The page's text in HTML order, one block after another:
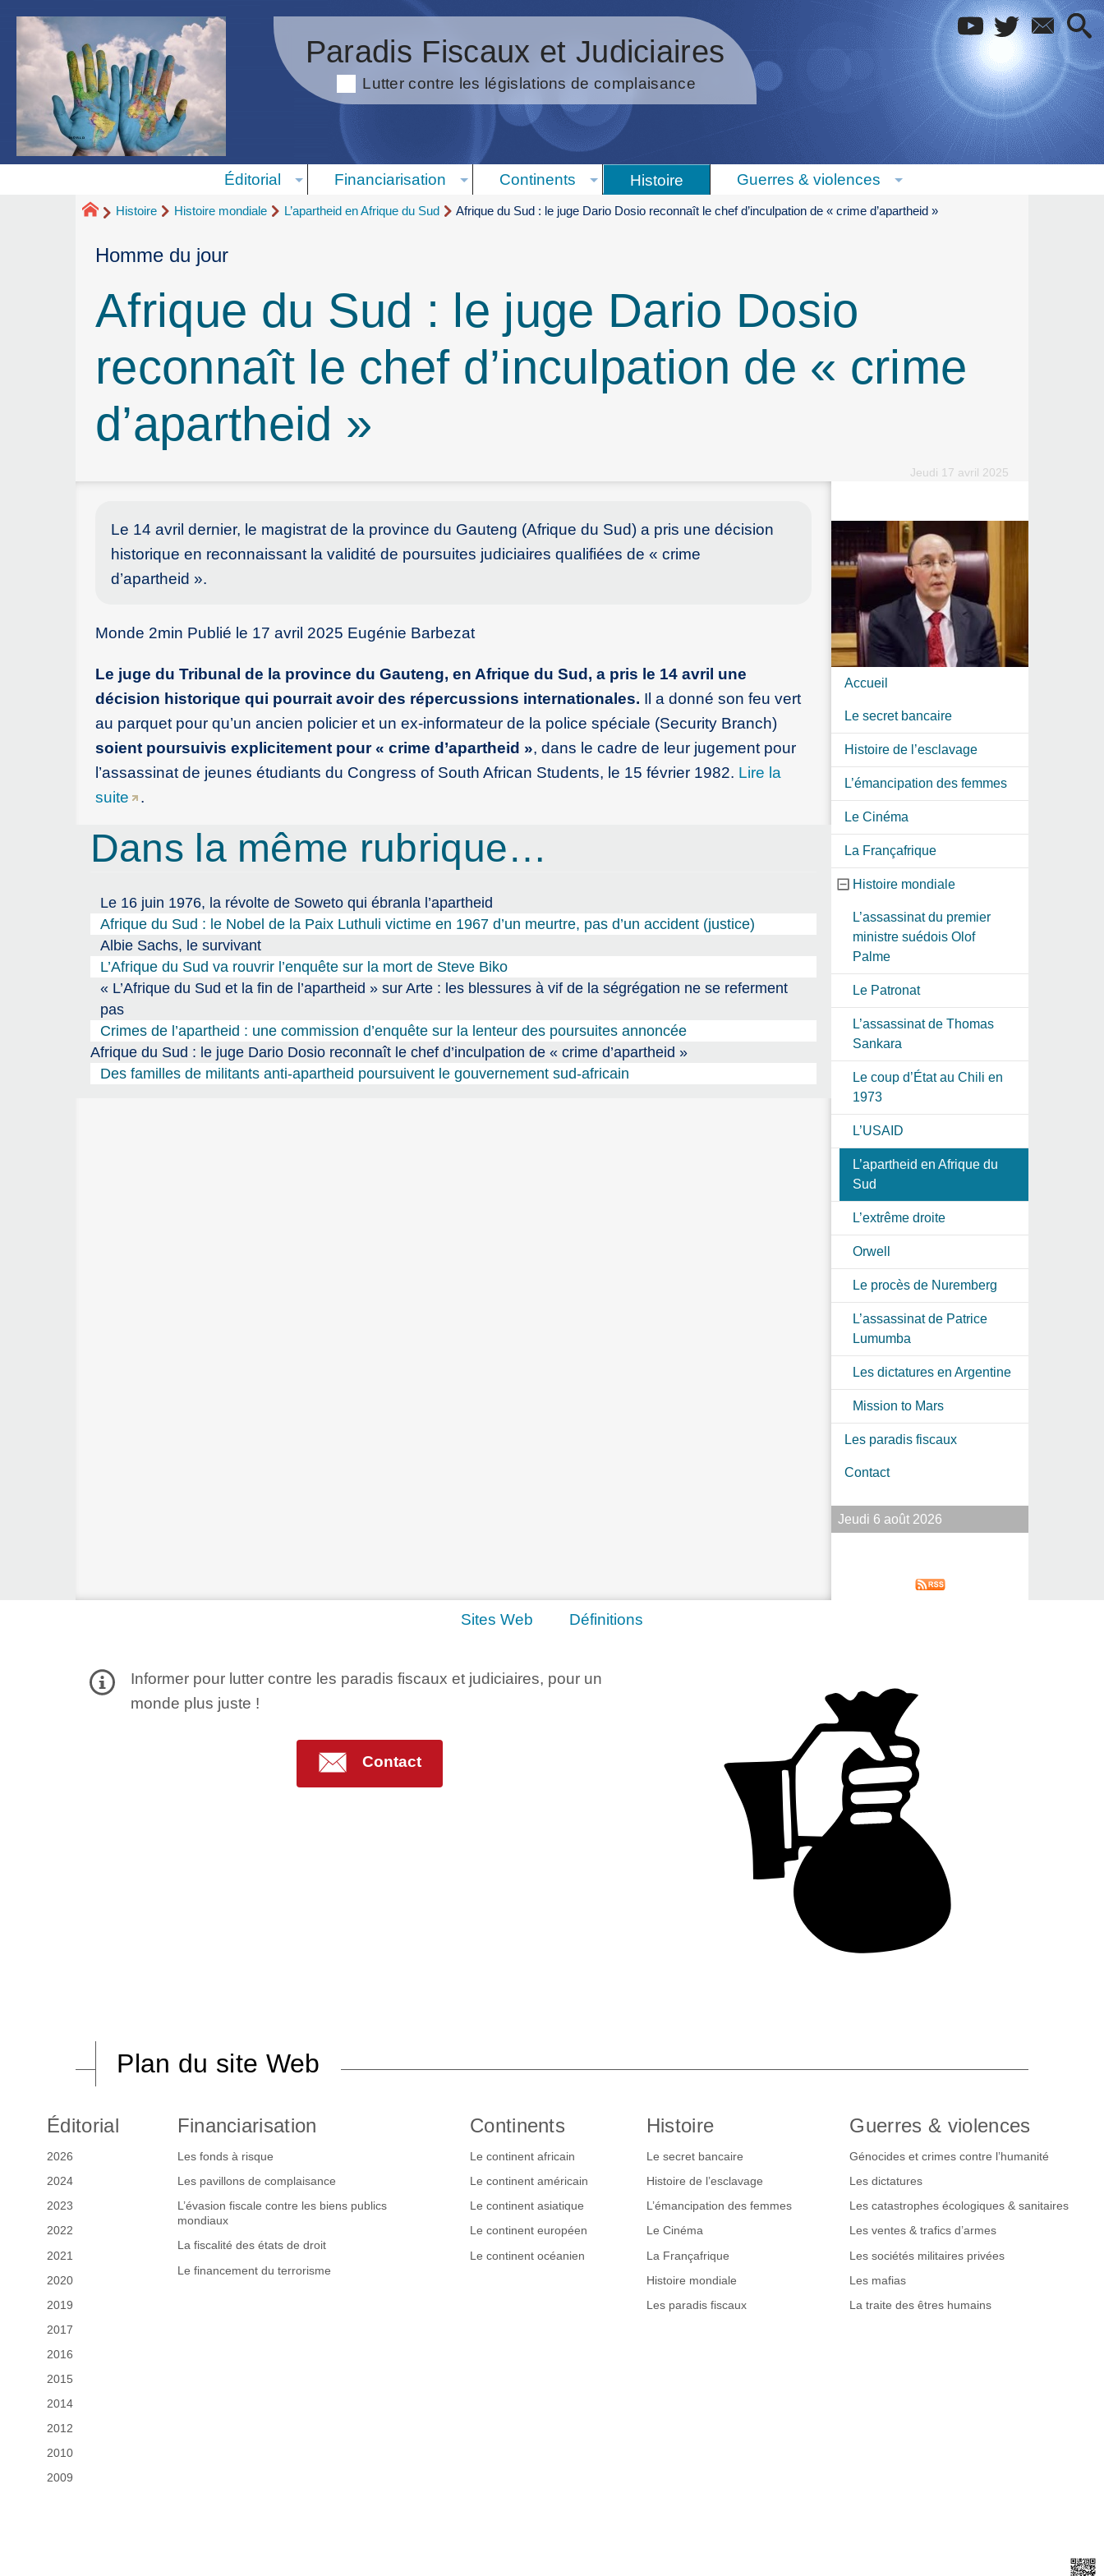
Paradis Fiscaux et Judiciaires
Lutter contre les législations de complaisance
Éditorial Financiarisation Continents Histoire Guerres & violences
Histoire Histoire mondiale L’apartheid en Afrique du Sud Afrique du Sud : le juge Dario Dosio reconnaît le chef d’inculpation de « crime d’apartheid »
Homme du jour
Afrique du Sud : le juge Dario Dosio
reconnaît le chef d’inculpation de « crime
d’apartheid »
Jeudi 17 avril 2025
Le 14 avril dernier, le magistrat de la province du Gauteng (Afrique du Sud) a pris une décision
historique en reconnaissant la validité de poursuites judiciaires qualifiées de « crime
d’apartheid ».
Monde 2min Publié le 17 avril 2025 Eugénie Barbezat
Le juge du Tribunal de la province du Gauteng, en Afrique du Sud, a pris le 14 avril une
décision historique qui pourrait avoir des répercussions internationales. Il a donné son feu vert
au parquet pour qu’un ancien policier et un ex-informateur de la police spéciale (Security Branch)
soient poursuivis explicitement pour « crime d’apartheid », dans le cadre de leur jugement pour
l’assassinat de jeunes étudiants du Congress of South African Students, le 15 février 1982. Lire la
suite
.
Dans la même rubrique…
Le 16 juin 1976, la révolte de Soweto qui ébranla l’apartheid
Afrique du Sud : le Nobel de la Paix Luthuli victime en 1967 d’un meurtre, pas d’un accident (justice)
Albie Sachs, le survivant
L’Afrique du Sud va rouvrir l’enquête sur la mort de Steve Biko
« L’Afrique du Sud et la fin de l’apartheid » sur Arte : les blessures à vif de la ségrégation ne se referment
pas
Crimes de l’apartheid : une commission d’enquête sur la lenteur des poursuites annoncée
Afrique du Sud : le juge Dario Dosio reconnaît le chef d’inculpation de « crime d’apartheid »
Des familles de militants anti-apartheid poursuivent le gouvernement sud-africain
Accueil
Le secret bancaire
Histoire de l’esclavage
L’émancipation des femmes
Le Cinéma
La Françafrique
Histoire mondiale
L’assassinat du premier
ministre suédois Olof
Palme
Le Patronat
L’assassinat de Thomas
Sankara
Le coup d’État au Chili en
1973
L’USAID
L’apartheid en Afrique du
Sud
L’extrême droite
Orwell
Le procès de Nuremberg
L’assassinat de Patrice
Lumumba
Les dictatures en Argentine
Mission to Mars
Les paradis fiscaux
Contact
Jeudi 6 août 2026
Sites Web Définitions
Informer pour lutter contre les paradis fiscaux et judiciaires, pour un
monde plus juste !
Contact
Plan du site Web
Éditorial
2026
2024
2023
2022
2021
2020
2019
2017
2016
2015
2014
2012
2010
2009
Financiarisation
Les fonds à risque
Les pavillons de complaisance
L’évasion fiscale contre les biens publics
mondiaux
La fiscalité des états de droit
Le financement du terrorisme
Continents
Le continent africain
Le continent américain
Le continent asiatique
Le continent européen
Le continent océanien
Histoire
Le secret bancaire
Histoire de l’esclavage
L’émancipation des femmes
Le Cinéma
La Françafrique
Histoire mondiale
Les paradis fiscaux
Guerres & violences
Génocides et crimes contre l’humanité
Les dictatures
Les catastrophes écologiques & sanitaires
Les ventes & trafics d’armes
Les sociétés militaires privées
Les mafias
La traite des êtres humains